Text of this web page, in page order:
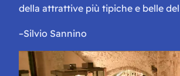
della attrattive più tipiche e belle
–Silvio Sannino